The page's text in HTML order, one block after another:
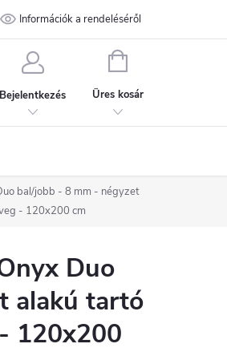
Adatvédelmi feltételek
Információk a rendeléséről
Bejelentkezés
KOSÁR
Üres kosár
bal/jobb - 8 mm - négyzet
- 120x200 cm
Duo
alakú tartó
120x200